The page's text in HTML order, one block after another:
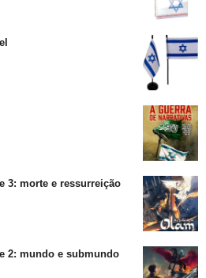
3: morte e ressurreição
2: mundo e submundo